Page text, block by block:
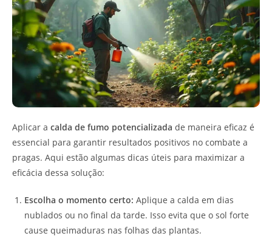
Aplicar a calda de fumo potencializada de maneira eficaz é
essencial para garantir resultados positivos no combate a
pragas. Aqui estão algumas dicas úteis para maximizar a
eficácia dessa solução:
Escolha o momento certo: Aplique a calda em dias
nublados ou no final da tarde. Isso evita que o sol forte
cause queimaduras nas folhas das plantas.